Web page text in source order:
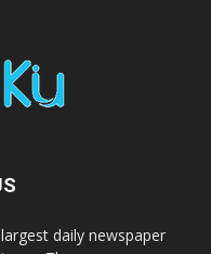
daily newspaper